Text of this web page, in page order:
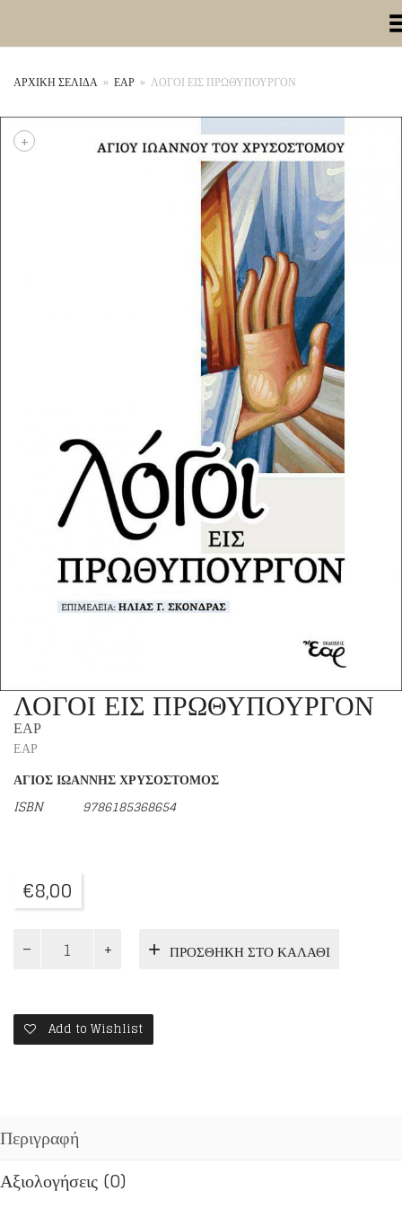
Toggle
ΑΡΧΙΚΉ ΣΕΛΊΔΑ » ΕΑΡ » ΛΟΓΟΙ ΕΙΣ ΠΡΩΘΥΠΟΥΡΓΟΝ
+
ΛΟΓΟΙ ΕΙΣ ΠΡΩΘΥΠΟΥΡΓΟΝ
ΕΑΡ
ΕΑΡ
ΑΓΙΟΣ ΙΩΑΝΝΗΣ ΧΡΥΣΟΣΤΟΜΟΣ
ISBN
9786185368654
€8,00
ΕΙΣ
ΠΡΟΣΘΉΚΗ ΣΤΟ ΚΑΛΆΘΙ
Add to Wishlist
Περιγραφή
Αξιολογήσεις (0)